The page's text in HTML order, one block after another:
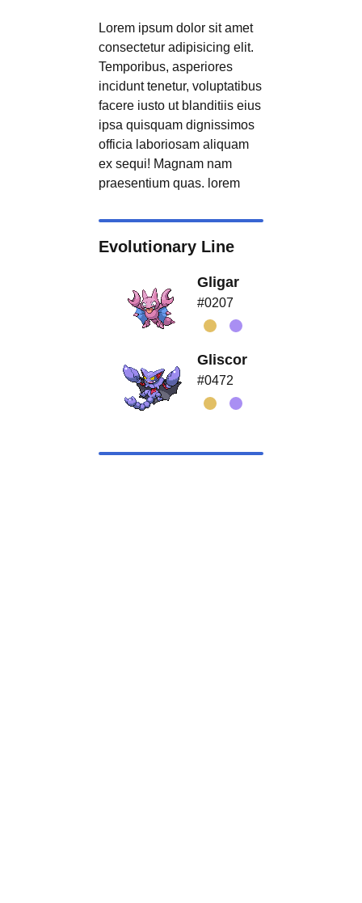
Lorem ipsum dolor sit amet
consectetur adipisicing elit.
Temporibus, asperiores
incidunt tenetur, voluptatibus
facere iusto ut blanditiis eius
ipsa quisquam dignissimos
officia laboriosam aliquam
ex sequi! Magnam nam
praesentium quas. lorem
Evolutionary Line
Gligar
#0207
Gliscor
#0472